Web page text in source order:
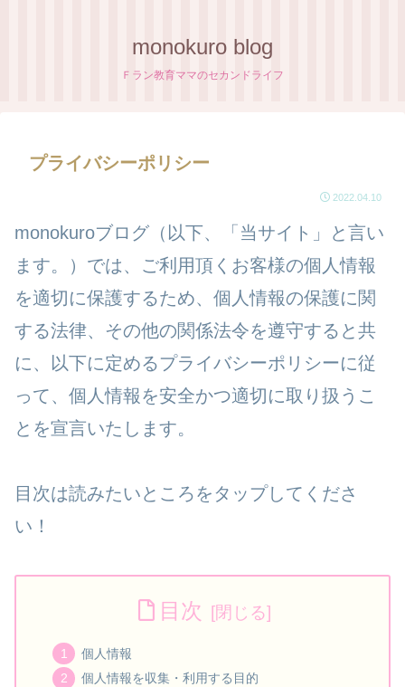
monokuro blog
Ｆラン教育ママのセカンドライフ
プライバシーポリシー
2022.04.10
monokuroブログ（以下、「当サイト」と言い
ます。）では、ご利用頂くお客様の個人情報
を適切に保護するため、個人情報の保護に関
する法律、その他の関係法令を遵守すると共
に、以下に定めるプライバシーポリシーに従
って、個人情報を安全かつ適切に取り扱うこ
とを宣言いたします。
目次は読みたいところをタップしてくださ
い！
目次
個人情報
個人情報を収集・利用する目的